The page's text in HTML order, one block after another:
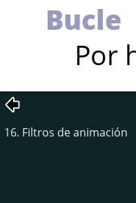
Bucle
Por
16. Filtros de animación